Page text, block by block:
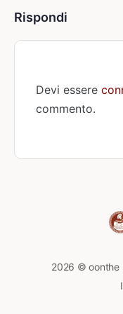
Rispondi
Devi essere
commento.
2026 © oonthe